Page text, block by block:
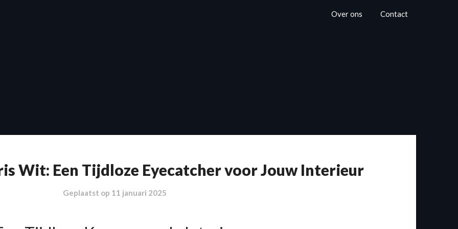
Over ons Contact
Wit: Een Tijdloze Eyecatcher voor Jouw Interieur
Geplaatst op 11 januari 2025